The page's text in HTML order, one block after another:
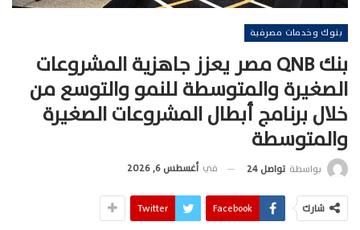
بنوك وخدمات مصرفية
بنك QNB مصر يعزز جاهزية المشروعات
الصغيرة والمتوسطة للنمو والتوسع من
خلال برنامج أبطال المشروعات الصغيرة
والمتوسطة
بواسطة تواصل 24 في أغسطس 6, 2026
شارك Facebook
Twitter